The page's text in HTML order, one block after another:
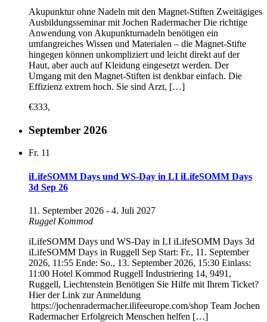
Akupunktur ohne Nadeln mit den Magnet-Stiften Zweitägiges
Ausbildungsseminar mit Jochen Radermacher Die richtige
Anwendung von Akupunkturnadeln benötigen ein
umfangreiches Wissen und Materialen – die Magnet-Stifte
hingegen können unkompliziert und leicht direkt auf der
Haut, aber auch auf Kleidung eingesetzt werden. Der
Umgang mit den Magnet-Stiften ist denkbar einfach. Die
Effizienz extrem hoch. Sie sind Arzt, […]
€333,
September 2026
Fr. 11
iLifeSOMM Days und WS-Day in LI iLifeSOMM Days
3d Sep 26
11. September 2026 - 4. Juli 2027
Ruggel Kommod
iLifeSOMM Days und WS-Day in LI iLifeSOMM Days 3d
iLifeSOMM Days in Ruggell Sep Start: Fr., 11. September
2026, 11:55 Ende: So., 13. September 2026, 15:30 Einlass:
11:00 Hotel Kommod Ruggell Industriering 14, 9491,
Ruggell, Liechtenstein Benötigen Sie Hilfe mit Ihrem Ticket?
Hier der Link zur Anmeldung
https://jochenradermacher.ilifeeurope.com/shop Team Jochen
Radermacher Erfolgreich Menschen helfen […]